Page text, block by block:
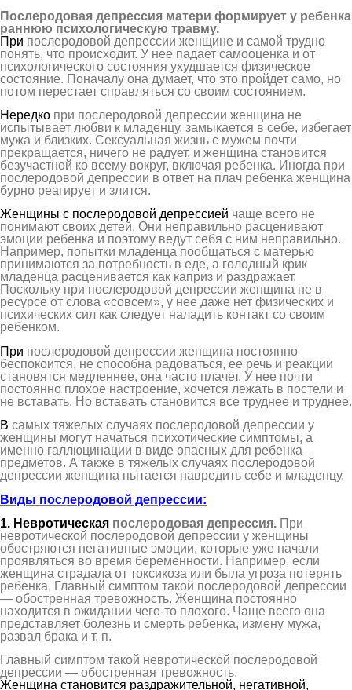
Послеродовая депрессия матери формирует у ребенка
раннюю психологическую травму.
При послеродовой депрессии женщине и самой трудно
понять, что происходит. У нее падает самооценка и от
психологического состояния ухудшается физическое
состояние. Поначалу она думает, что это пройдет само, но
потом перестает справляться со своим состоянием.
Нередко при послеродовой депрессии женщина не
испытывает любви к младенцу, замыкается в себе, избегает
мужа и близких. Сексуальная жизнь с мужем почти
прекращается, ничего не радует, и женщина становится
безучастной ко всему вокруг, включая ребенка. Иногда при
послеродовой депрессии в ответ на плач ребенка женщина
бурно реагирует и злится.
Женщины с послеродовой депрессией чаще всего не
понимают своих детей. Они неправильно расценивают
эмоции ребенка и поэтому ведут себя с ним неправильно.
Например, попытки младенца пообщаться с матерью
принимаются за потребность в еде, а голодный крик
младенца расценивается как каприз и раздражает.
Поскольку при послеродовой депрессии женщина не в
ресурсе от слова «совсем», у нее даже нет физических и
психических сил как следует наладить контакт со своим
ребенком.
При послеродовой депрессии женщина постоянно
беспокоится, не способна радоваться, ее речь и реакции
становятся медленнее, она часто плачет. У нее почти
постоянно плохое настроение, хочется лежать в постели и
не вставать. Но вставать становится все труднее и труднее.
В самых тяжелых случаях послеродовой депрессии у
женщины могут начаться психотические симптомы, а
именно галлюцинации в виде опасных для ребенка
предметов. А также в тяжелых случаях послеродовой
депрессии женщина пытается навредить себе и младенцу.
Виды послеродовой депрессии:
1. Невротическая послеродовая депрессия. При
невротической послеродовой депрессии у женщины
обостряются негативные эмоции, которые уже начали
проявляться во время беременности. Например, если
женщина страдала от токсикоза или была угроза потерять
ребенка. Главный симптом такой послеродовой депрессии
— обостренная тревожность. Женщина постоянно
находится в ожидании чего-то плохого. Чаще всего она
представляет болезнь и смерть ребенка, измену мужа,
развал брака и т. п.
Главный симптом такой невротической послеродовой
депрессии — обостренная тревожность.
Женщина становится раздражительной, негативной,